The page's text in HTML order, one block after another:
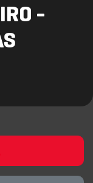
-